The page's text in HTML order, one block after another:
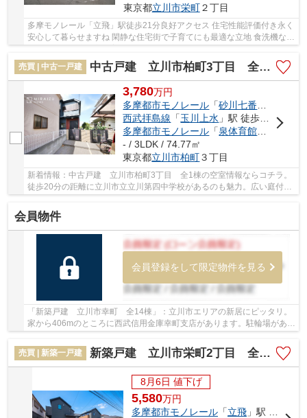
東京都立川市栄町２丁目
多摩モノレール「立飛」駅徒歩21分良好アクセス 住宅性能評価付き永く
安心して暮らせますね 閑静な住宅街で子育てにも最適な立地 食洗機など
売買 | 中古一戸建
中古戸建 立川市柏町3丁目 全1棟
3,780万円
多摩都市モノレール 「砂川七番」駅 徒歩
西武拝島線 「玉川上水 」駅 徒歩16分
多摩都市モノレール 「泉体育館」駅 徒歩
- / 3LDK / 74.77㎡
東京都立川市柏町３丁目
新着情報：中古戸建 立川市柏町3丁目 全1棟の空室情報ならコチラ。
徒歩20分の距離に立川市立立川第四中学校があるのも魅力。広い庭付き
会員物件
会員登録をして限定物件を見る
「新築戸建 立川市幸町 全14棟」：立川市エリアの新居にピッタリ。
家から406mのところに西武信用金庫幸町支店があります。駐輪場がある
ので、バイクも自転車も置いておくことができ...
売買 | 新築一戸建
新築戸建 立川市栄町2丁目 全4棟
8月6日 値下げ
5,580万円
多摩都市モノレール 「立飛 」駅 徒歩19分